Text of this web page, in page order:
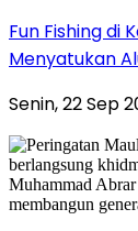
Fun Fishing di
Menyatukan
Senin, 22 Sep